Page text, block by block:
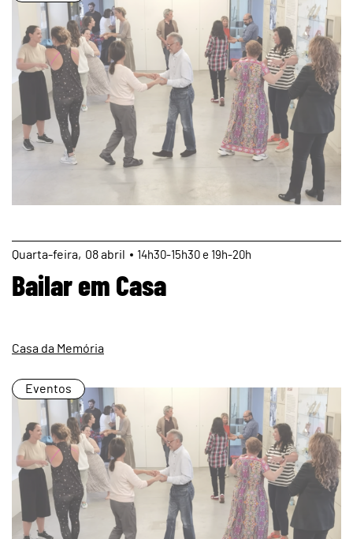
page08abril
Quarta 14h30-15h30 e 19h-20h
Bailar em Casa
Casa da Memória
Eventos